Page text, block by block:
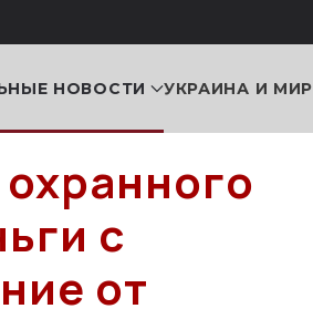
НОВОСТИ УКРАИНА И МИР
с
от